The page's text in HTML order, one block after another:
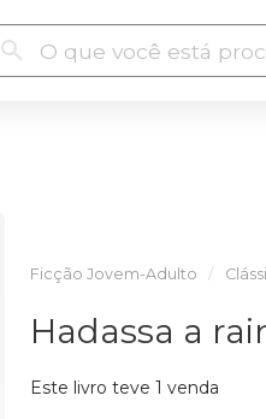
Ficção Jovem-Adulto
Hadassa a
Este livro teve 1 venda